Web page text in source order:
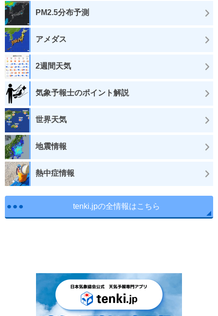
PM2.5分布予測
アメダス
2週間天気
気象予報士のポイント解説
世界天気
地震情報
熱中症情報
tenki.jpの全情報はこちら